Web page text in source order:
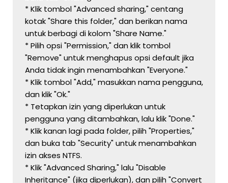
* Klik tombol "Advanced sharing," centang
kotak "Share this folder," dan berikan nama
untuk berbagi di kolom "Share Name."
* Pilih opsi "Permission," dan klik tombol
"Remove" untuk menghapus opsi default jika
Anda tidak ingin menambahkan "Everyone."
* Klik tombol "Add," masukkan nama pengguna,
dan klik "Ok."
* Tetapkan izin yang diperlukan untuk
pengguna yang ditambahkan, lalu klik "Done."
* Klik kanan lagi pada folder, pilih "Properties,"
dan buka tab "Security" untuk menambahkan
izin akses NTFS.
* Klik "Advanced Sharing," lalu "Disable
Inheritance" (jika diperlukan), dan pilih "Convert